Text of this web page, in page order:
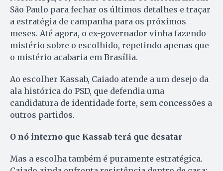
São Paulo para fechar os últimos detalhes e traçar
a estratégia de campanha para os próximos
meses. Até agora, o ex-governador vinha fazendo
mistério sobre o escolhido, repetindo apenas que
o mistério acabaria em Brasília.
Ao escolher Kassab, Caiado atende a um desejo da
ala histórica do PSD, que defendia uma
candidatura de identidade forte, sem concessões a
outros partidos.
O nó interno que Kassab terá que desatar
Mas a escolha também é puramente estratégica.